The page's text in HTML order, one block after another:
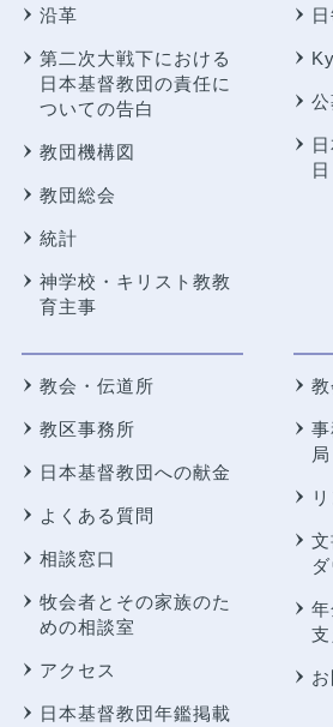
沿革
第二次大戦下における
日本基督教団の責任に
ついての告白
教団機構図
教団総会
統計
神学校・キリスト教教
育主事
日
教会・伝道所
教区事務所
日本基督教団への献金
よくある質問
相談窓口
牧会者とその家族のた
めの相談室
アクセス
日本基督教団年鑑掲載
局
年